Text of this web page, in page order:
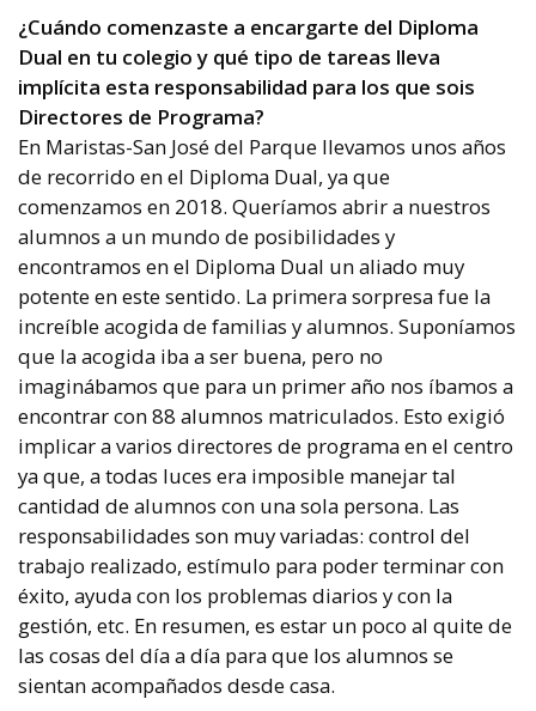
¿Cuándo comenzaste a encargarte del Diploma
Dual en tu colegio y qué tipo de tareas lleva
implícita esta responsabilidad para los que sois
Directores de Programa?
En Maristas-San José del Parque llevamos unos años
de recorrido en el Diploma Dual, ya que
comenzamos en 2018. Queríamos abrir a nuestros
alumnos a un mundo de posibilidades y
encontramos en el Diploma Dual un aliado muy
potente en este sentido. La primera sorpresa fue la
increíble acogida de familias y alumnos. Suponíamos
que la acogida iba a ser buena, pero no
imaginábamos que para un primer año nos íbamos a
encontrar con 88 alumnos matriculados. Esto exigió
implicar a varios directores de programa en el centro
ya que, a todas luces era imposible manejar tal
cantidad de alumnos con una sola persona. Las
responsabilidades son muy variadas: control del
trabajo realizado, estímulo para poder terminar con
éxito, ayuda con los problemas diarios y con la
gestión, etc. En resumen, es estar un poco al quite de
las cosas del día a día para que los alumnos se
sientan acompañados desde casa.